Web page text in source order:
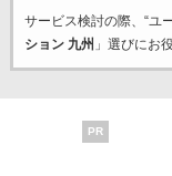
サービス検討の際、“ユ
ション 九州 」選びにお
PR